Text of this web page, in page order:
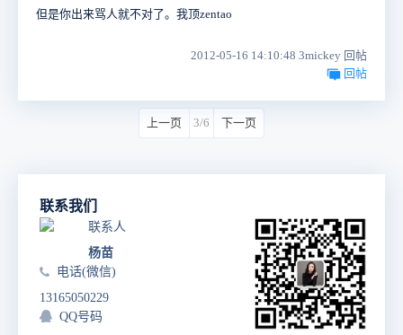
但是你出来骂人就不对了。我顶zentao
2012-05-16 14:10:48 3mickey 回帖
回帖
上一页 3/6 下一页
联系我们
联系人
杨苗
电话(微信)
13165050229
QQ号码